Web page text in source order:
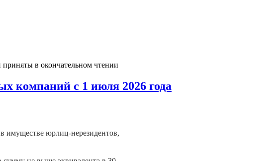
в окончательном чтении
компаний с 1 июля 2026 года
имуществе юрлиц-нерезидентов,